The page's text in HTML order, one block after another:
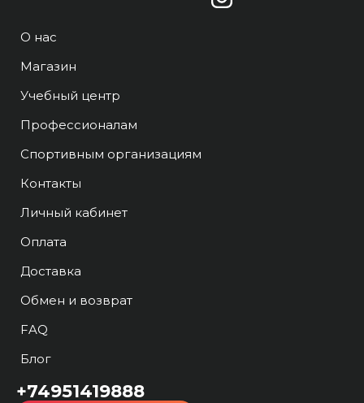
О нас
Магазин
Учебный центр
Профессионалам
Спортивным организациям
Контакты
Личный кабинет
Оплата
Доставка
Обмен и возврат
FAQ
Блог
+74951419888